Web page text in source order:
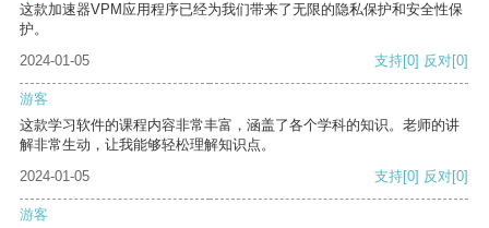
这款加速器VPM应用程序已经为我们带来了无限的隐私保护和安全性保
护。
2024-01-05
支持[0] 反对[0]
游客
这款学习软件的课程内容非常丰富，涵盖了各个学科的知识。老师的讲
解非常生动，让我能够轻松理解知识点。
2024-01-05
支持[0] 反对[0]
游客